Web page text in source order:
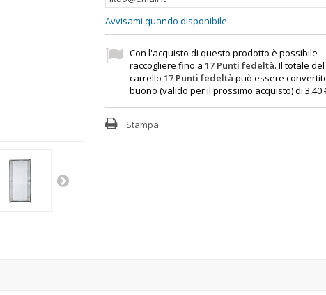
Avvisami quando disponibile
Con l'acquisto di questo prodotto è possibile
raccogliere fino a 17 Punti fedeltà. Il totale
carrello 17 Punti fedeltà può essere
buono (valido per il prossimo acquisto) di 3,40
Stampa